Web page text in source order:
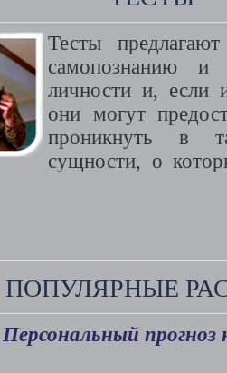
Тесты
самопознанию и
личности и, если
они могут
проникнуть в
сущности, о
ПОПУЛЯРНЫЕ
Персональный прогноз